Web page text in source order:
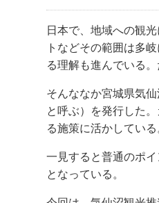
日本で、地域への観
トなどその範囲は多
る理解も進んでいる
そんななか宮城県気
と呼ぶ）を発行した
る施策に活かしている
一見すると普通のポ
となっている。